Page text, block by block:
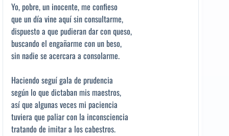
Yo, pobre, un inocente, me confieso
que un día vine aquí sin consultarme,
dispuesto a que pudieran dar con queso,
buscando el engañarme con un beso,
sin nadie se acercara a consolarme.
Haciendo seguí gala de prudencia
según lo que dictaban mis maestros,
así que algunas veces mi paciencia
tuviera que paliar con la inconsciencia
tratando de imitar a los cabestros.